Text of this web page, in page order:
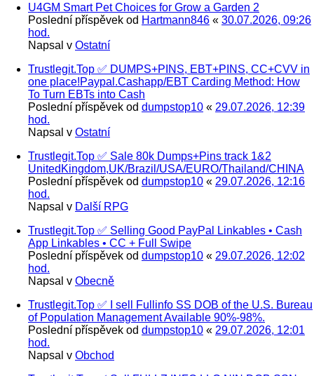
U4GM Smart Pet Choices for Grow a Garden 2
Poslední příspěvek od Hartmann846 « 30.07.2026, 09:26
hod.
Napsal v Ostatní
Trustlegit.Top ✅ DUMPS+PINS, EBT+PINS, CC+CVV in
one place!Paypal.Cashapp/EBT Carding Method: How
To Turn EBTs into Cash
Poslední příspěvek od dumpstop10 « 29.07.2026, 12:39
hod.
Napsal v Ostatní
Trustlegit.Top ✅ Sale 80k Dumps+Pins track 1&2
UnitedKingdom,UK/Brazil/USA/EURO/Thailand/CHINA
Poslední příspěvek od dumpstop10 « 29.07.2026, 12:16
hod.
Napsal v Další RPG
Trustlegit.Top ✅ Selling Good PayPal Linkables • Cash
App Linkables • CC + Full Swipe
Poslední příspěvek od dumpstop10 « 29.07.2026, 12:02
hod.
Napsal v Obecně
Trustlegit.Top ✅ I sell Fullinfo SS DOB of the U.S. Bureau
of Population Management Available 90%-98%.
Poslední příspěvek od dumpstop10 « 29.07.2026, 12:01
hod.
Napsal v Obchod